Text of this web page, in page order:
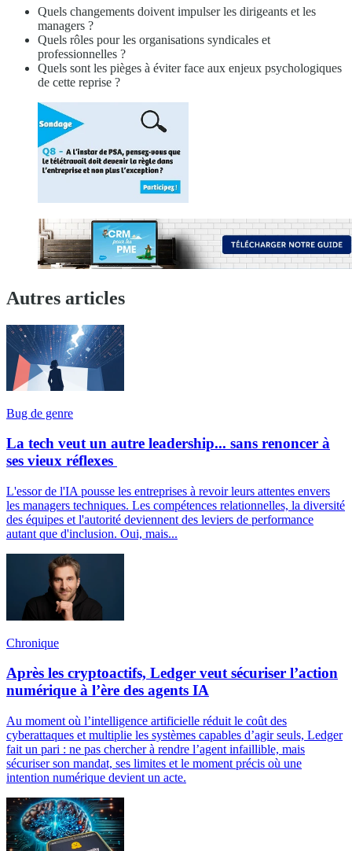
Quels changements doivent impulser les dirigeants et les
managers ?
Quels rôles pour les organisations syndicales et
professionnelles ?
Quels sont les pièges à éviter face aux enjeux psychologiques
de cette reprise ?
Autres articles
Bug de genre
La tech veut un autre leadership... sans renoncer à
ses vieux réflexes
L'essor de l'IA pousse les entreprises à revoir leurs attentes envers
les managers techniques. Les compétences relationnelles, la diversité
des équipes et l'autorité deviennent des leviers de performance
autant que d'inclusion. Oui, mais...
Chronique
Après les cryptoactifs, Ledger veut sécuriser l’action
numérique à l’ère des agents IA
Au moment où l’intelligence artificielle réduit le coût des
cyberattaques et multiplie les systèmes capables d’agir seuls, Ledger
fait un pari : ne pas chercher à rendre l’agent infaillible, mais
sécuriser son mandat, ses limites et le moment précis où une
intention numérique devient un acte.